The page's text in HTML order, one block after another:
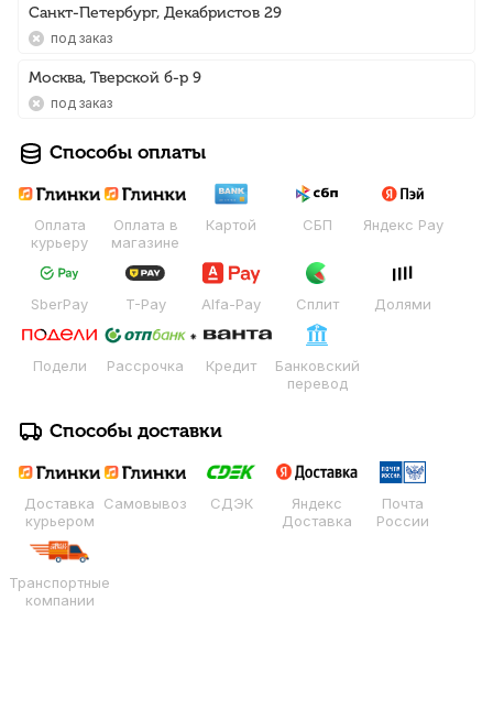
Санкт-Петербург, Декабристов 29
Под заказ
Москва, Тверской б-р 9
Под заказ
Способы оплаты
Оплата
курьеру
Оплата в
магазине
Картой СБП Яндекс Pay
SberPay T-Pay Alfa-Pay Сплит Долями
Подели Рассрочка Кредит
Банковский
перевод
Способы доставки
Доставка
курьером
Самовывоз СДЭК
Яндекс
Доставка
Почта
России
Транспортные
компании